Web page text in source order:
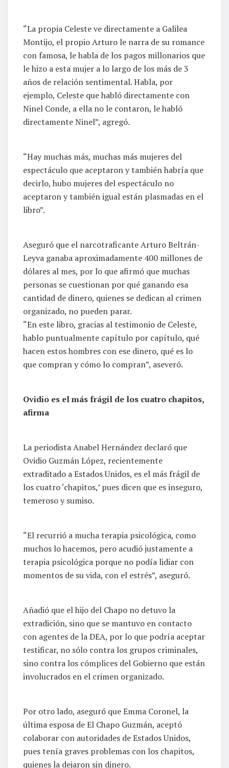
“La propia Celeste ve directamente a Galilea
Montijo, el propio Arturo le narra de su romance
con famosa, le habla de los pagos millonarios que
le hizo a esta mujer a lo largo de los más de 3
años de relación sentimental. Habla, por
ejemplo, Celeste que habló directamente con
Ninel Conde, a ella no le contaron, le habló
directamente Ninel”, agregó.
“Hay muchas más, muchas más mujeres del
espectáculo que aceptaron y también habría que
decirlo, hubo mujeres del espectáculo no
aceptaron y también igual están plasmadas en el
libro”.
Aseguró que el narcotraficante Arturo Beltrán-
Leyva ganaba aproximadamente 400 millones de
dólares al mes, por lo que afirmó que muchas
personas se cuestionan por qué ganando esa
cantidad de dinero, quienes se dedican al crimen
organizado, no pueden parar.
“En este libro, gracias al testimonio de Celeste,
hablo puntualmente capítulo por capítulo, qué
hacen estos hombres con ese dinero, qué es lo
que compran y cómo lo compran”, aseveró.
Ovidio es el más frágil de los cuatro chapitos,
afirma
La periodista Anabel Hernández declaró que
Ovidio Guzmán López, recientemente
extraditado a Estados Unidos, es el más frágil de
los cuatro ‘chapitos,’ pues dicen que es inseguro,
temeroso y sumiso.
“El recurrió a mucha terapia psicológica, como
muchos lo hacemos, pero acudió justamente a
terapia psicológica porque no podía lidiar con
momentos de su vida, con el estrés”, aseguró.
Añadió que el hijo del Chapo no detuvo la
extradición, sino que se mantuvo en contacto
con agentes de la DEA, por lo que podría aceptar
testificar, no sólo contra los grupos criminales,
sino contra los cómplices del Gobierno que están
involucrados en el crimen organizado.
Por otro lado, aseguró que Emma Coronel, la
última esposa de El Chapo Guzmán, aceptó
colaborar con autoridades de Estados Unidos,
pues tenía graves problemas con los chapitos,
quienes la dejaron sin dinero.